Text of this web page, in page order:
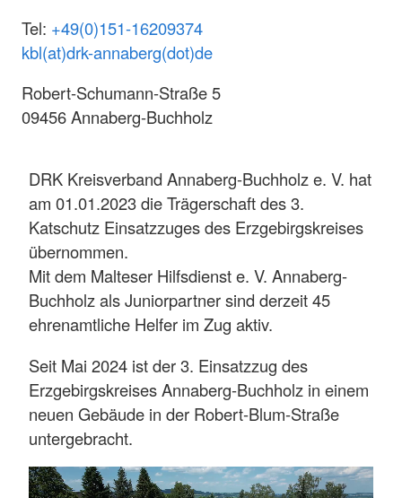
Tel: +49(0)151-16209374
kbl(at)drk-annaberg(dot)de
Robert-Schumann-Straße 5
09456 Annaberg-Buchholz
DRK Kreisverband Annaberg-Buchholz e. V. hat
am 01.01.2023 die Trägerschaft des 3.
Katschutz Einsatzzuges des Erzgebirgskreises
übernommen.
Mit dem Malteser Hilfsdienst e. V. Annaberg-
Buchholz als Juniorpartner sind derzeit 45
ehrenamtliche Helfer im Zug aktiv.
Seit Mai 2024 ist der 3. Einsatzzug des
Erzgebirgskreises Annaberg-Buchholz in einem
neuen Gebäude in der Robert-Blum-Straße
untergebracht.